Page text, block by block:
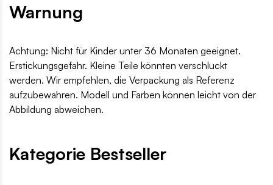
Warnung
Achtung: Nicht für Kinder unter 36 Monaten geeignet.
Erstickungsgefahr. Kleine Teile könnten verschluckt
werden. Wir empfehlen, die Verpackung als Referenz
aufzubewahren. Modell und Farben können leicht von der
Abbildung abweichen.
Kategorie Bestseller